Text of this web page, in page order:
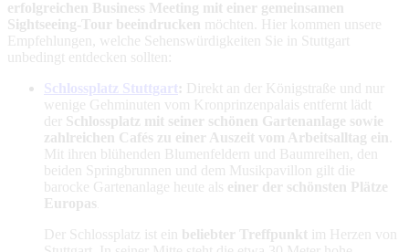
erfolgreichen Business Meeting mit einer gemeinsamen
Sightseeing-Tour beeindrucken möchten. Hier kommen unsere
Empfehlungen, welche Sehenswürdigkeiten Sie in Stuttgart
unbedingt entdecken sollten:
Schlossplatz Stuttgart : Direkt an der Königstraße und nur
wenige Gehminuten vom Kronprinzenpalais entfernt lädt
der
Schlossplatz mit seiner schönen Gartenanlage sowie
zahlreichen Cafés zu einer Auszeit vom Arbeitsalltag ein
Mit ihren blühenden Blumenfeldern und Baumreihen, den
beiden Springbrunnen und dem Musikpavillon gilt die
barocke Gartenanlage heute als einer der schönsten Plätze
Europas
Der Schlossplatz ist ein beliebter Treffpunkt
im Herzen von